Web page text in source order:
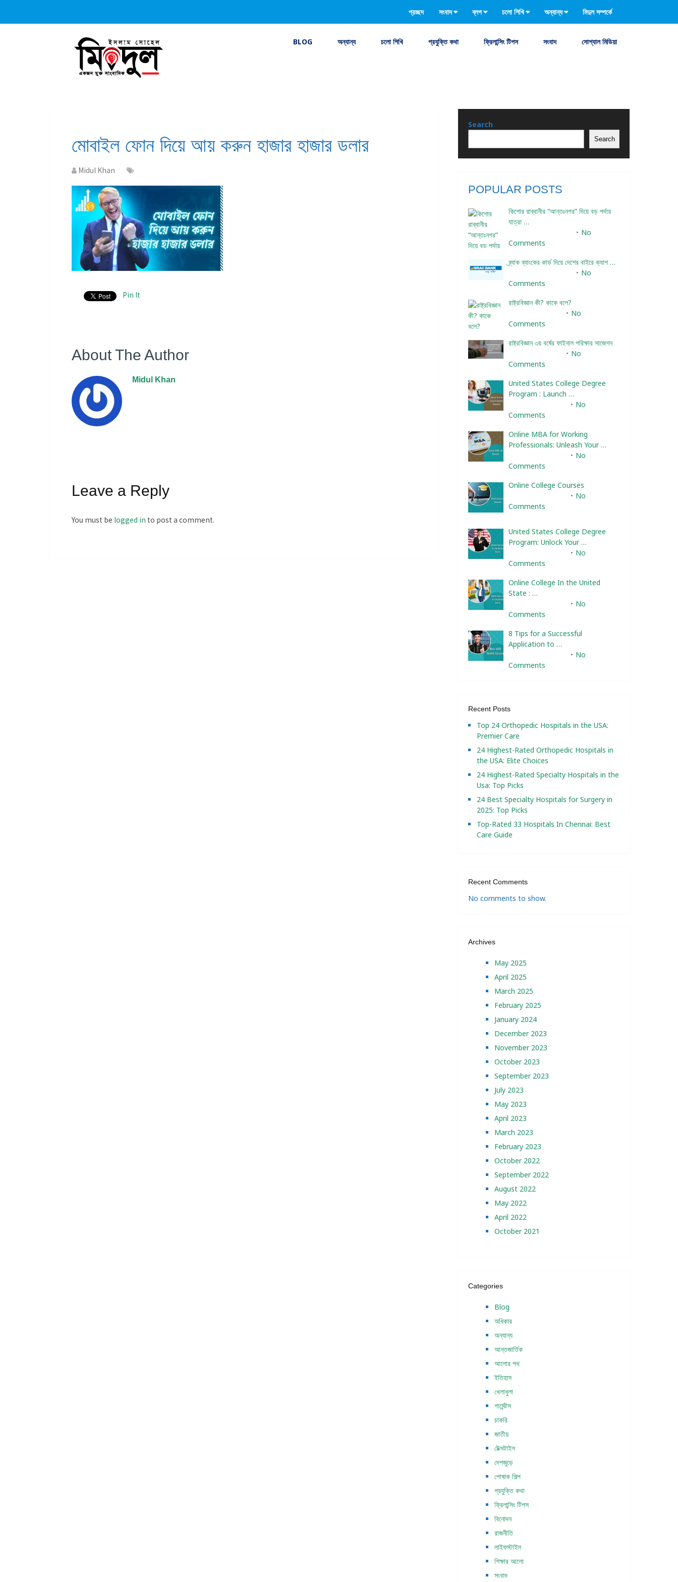
প্রচ্ছদ সংবাদ ব্লগ চলো শিখি অন্যান্য মিদুল সম্পর্কে
BLOG অন্যান্য চলো শিখি প্রযুক্তি কথা ফ্রিলান্সিং টিপস সংবাদ সোশ্যাল মিডিয়া
মোবাইল ফোন দিয়ে আয় করুন হাজার হাজার ডলার
Midul Khan
Pin It
About The Author
Midul Khan
Leave a Reply
You must be logged in to post a comment.
Search
Search
POPULAR POSTS
কিশোর রাব্বানীর “আন্তঃনগর” দিয়ে বড় পর্দায়
যাত্রা …
No
Comments
ব্র্যাক ব্যাংকের কার্ড দিয়ে দেশের বাইরে ক্যাশ …
No
Comments
রাষ্ট্রবিজ্ঞান কী? কাকে বলে?
No
Comments
রাষ্ট্রবিজ্ঞান ৩য় বর্ষের ফাইনাল পরিক্ষার সাজেশন
No
Comments
United States College Degree
Program : Launch …
No
Comments
Online MBA for Working
Professionals: Unleash Your …
No
Comments
Online College Courses
No
Comments
United States College Degree
Program: Unlock Your …
No
Comments
Online College In the United
State : …
No
Comments
8 Tips for a Successful
Application to …
No
Comments
Recent Posts
Top 24 Orthopedic Hospitals in the USA:
Premier Care
24 Highest-Rated Orthopedic Hospitals in
the USA: Elite Choices
24 Highest-Rated Specialty Hospitals in the
Usa: Top Picks
24 Best Specialty Hospitals for Surgery in
2025: Top Picks
Top-Rated 33 Hospitals In Chennai: Best
Care Guide
Recent Comments
No comments to show.
Archives
May 2025
April 2025
March 2025
February 2025
January 2024
December 2023
November 2023
October 2023
September 2023
July 2023
May 2023
April 2023
March 2023
February 2023
October 2022
September 2022
August 2022
May 2022
April 2022
October 2021
Categories
Blog
অধিকার
অন্যান্য
আন্তজার্তিক
আলোর পথ
ইতিহাস
খেলাধুলা
গার্মেন্টস
চাকরি
জাতীয়
টেক্সটাইল
দেশজুড়ে
পোষাক শিল্প
প্রযুক্তি কথা
ফ্রিলান্সিং টিপস
বিনোদন
রাজনীতি
লাইফস্টাইল
শিক্ষার আলো
সংবাদ